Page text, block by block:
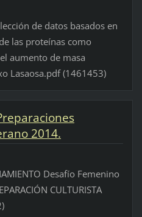
de datos basados en
las proteínas como
aumento de masa
Lasaosa.pdf (1461453)
2014.
Desafío Femenino
CULTURISTA